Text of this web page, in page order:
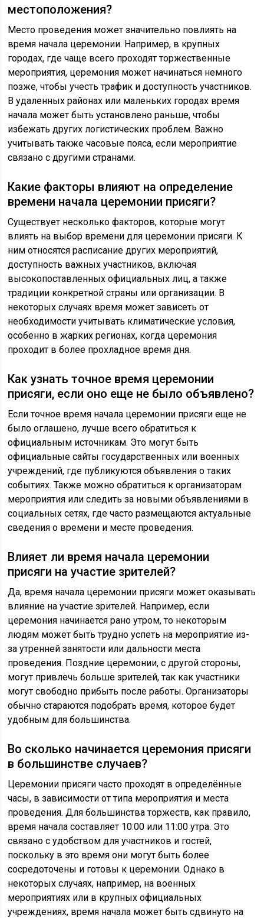
местоположения?
Место проведения может значительно повлиять на
время начала церемонии. Например, в крупных
городах, где чаще всего проходят торжественные
мероприятия, церемония может начинаться немного
позже, чтобы учесть трафик и доступность участников.
В удаленных районах или маленьких городах время
начала может быть установлено раньше, чтобы
избежать других логистических проблем. Важно
учитывать также часовые пояса, если мероприятие
связано с другими странами.
Какие факторы влияют на определение
времени начала церемонии присяги?
Существует несколько факторов, которые могут
влиять на выбор времени для церемонии присяги. К
ним относятся расписание других мероприятий,
доступность важных участников, включая
высокопоставленных официальных лиц, а также
традиции конкретной страны или организации. В
некоторых случаях время может зависеть от
необходимости учитывать климатические условия,
особенно в жарких регионах, когда церемония
проходит в более прохладное время дня.
Как узнать точное время церемонии
присяги, если оно еще не было объявлено?
Если точное время начала церемонии присяги еще не
было оглашено, лучше всего обратиться к
официальным источникам. Это могут быть
официальные сайты государственных или военных
учреждений, где публикуются объявления о таких
событиях. Также можно обратиться к организаторам
мероприятия или следить за новыми объявлениями в
социальных сетях, где часто размещаются актуальные
сведения о времени и месте проведения.
Влияет ли время начала церемонии
присяги на участие зрителей?
Да, время начала церемонии присяги может оказывать
влияние на участие зрителей. Например, если
церемония начинается рано утром, то некоторым
людям может быть трудно успеть на мероприятие из-
за утренней занятости или дальности места
проведения. Поздние церемонии, с другой стороны,
могут привлечь больше зрителей, так как участники
могут свободно прибыть после работы. Организаторы
обычно стараются подобрать время, которое будет
удобным для большинства.
Во сколько начинается церемония присяги
в большинстве случаев?
Церемонии присяги часто проходят в определённые
часы, в зависимости от типа мероприятия и места
проведения. Для большинства торжеств, как правило,
время начала составляет 10:00 или 11:00 утра. Это
связано с удобством для участников и гостей,
поскольку в это время они могут быть более
сосредоточены и готовы к церемонии. Однако в
некоторых случаях, например, на военных
мероприятиях или в крупных официальных
учреждениях, время начала может быть сдвинуто на